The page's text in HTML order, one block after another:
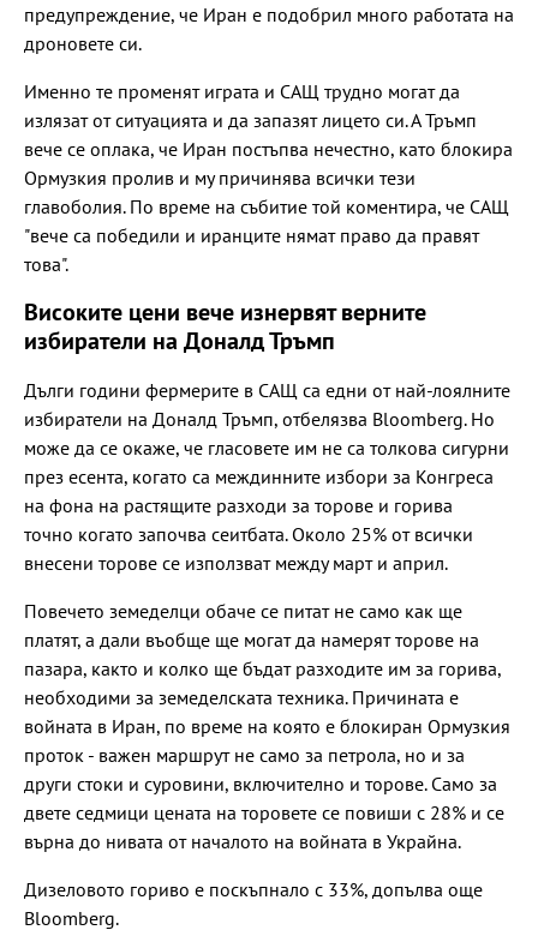
предупреждение, че Иран е подобрил много работата на
дроновете си.
Именно те променят играта и САЩ трудно могат да
излязат от ситуацията и да запазят лицето си. А Тръмп
вече се оплака, че Иран постъпва нечестно, като блокира
Ормузкия пролив и му причинява всички тези
главоболия. По време на събитие той коментира, че САЩ
"вече са победили и иранците нямат право да правят
това".
Високите цени вече изнервят верните
избиратели на Доналд Тръмп
Дълги години фермерите в САЩ са едни от най-лоялните
избиратели на Доналд Тръмп, отбелязва Bloomberg. Но
може да се окаже, че гласовете им не са толкова сигурни
през есента, когато са междинните избори за Конгреса
на фона на растящите разходи за торове и горива
точно когато започва сеитбата. Около 25% от всички
внесени торове се използват между март и април.
Повечето земеделци обаче се питат не само как ще
платят, а дали въобще ще могат да намерят торове на
пазара, както и колко ще бъдат разходите им за горива,
необходими за земеделската техника. Причината е
войната в Иран, по време на която е блокиран Ормузкия
проток - важен маршрут не само за петрола, но и за
други стоки и суровини, включително и торове. Само за
двете седмици цената на торовете се повиши с 28% и се
върна до нивата от началото на войната в Украйна.
Дизеловото гориво е поскъпнало с 33%, допълва още
Bloomberg.